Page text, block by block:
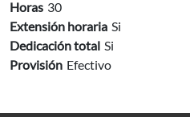
Horas 30
Extensión horaria Si
Dedicación total Si
Provisión Efectivo